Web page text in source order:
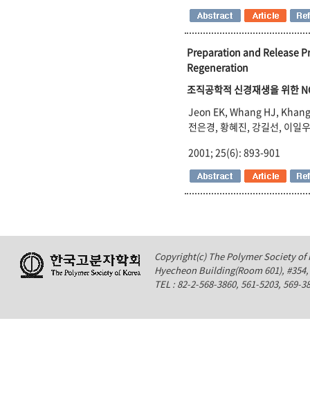
Preparation and Release
Regeneration
조직공학적 신경재생을 위한
Jeon EK, Whang HJ,
전은경, 황혜진, 강길선, 이일
2001; 25(6): 893-901
Copyright(c) The Polymer Society of
Hyecheon Building(Room 601),
TEL : 82-2-568-3860, 561-5203,